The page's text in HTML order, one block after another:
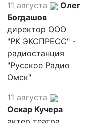
11 августа
Олег
Богдашов
директор ООО
"РК ЭКСПРЕСС" -
радиостанция
"Русское Радио
Омск"
11 августа
Оскар Кучера
актер театра